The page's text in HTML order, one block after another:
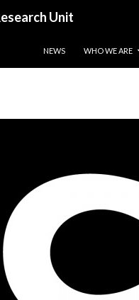
Unit
NEWS
WHO WE ARE